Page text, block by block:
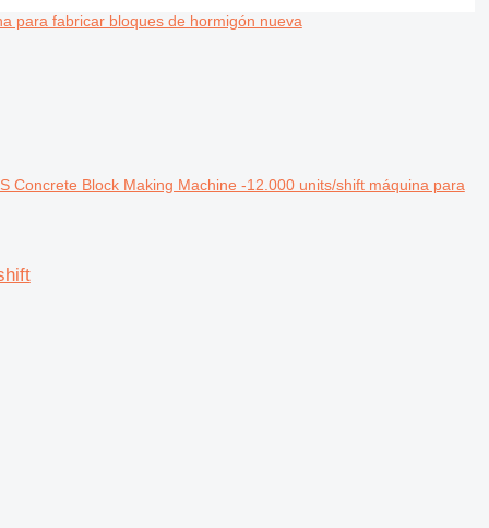
Concrete Block Making Machine -12.000 units/shift máquina para